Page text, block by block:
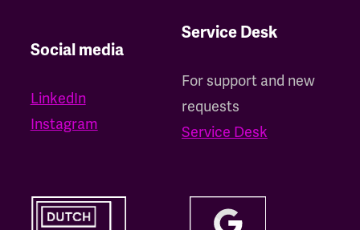
Social media
LinkedIn
Instagram
Service Desk
For support and new
requests
Service Desk